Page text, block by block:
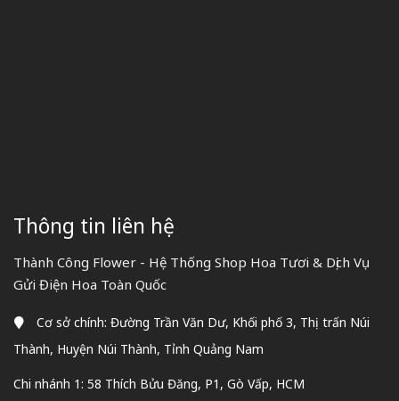
Thông tin liên hệ
Thành Công Flower - Hệ Thống Shop Hoa Tươi & Dịch Vụ
Gửi Điện Hoa Toàn Quốc
Cơ sở chính: Đường Trần Văn Dư, Khối phố 3, Thị trấn Núi
Thành, Huyện Núi Thành, Tỉnh Quảng Nam
Chi nhánh 1: 58 Thích Bửu Đăng, P1, Gò Vấp, HCM